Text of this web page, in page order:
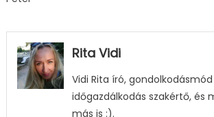
Rita Vidi
Vidi Rita író,
időgazdálkodás szakértő, és
más is :).